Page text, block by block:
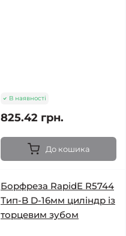
В наявності
825.42 грн.
До кошика
Борфреза RapidE R5744
Тип-B D-16мм циліндр із
торцевим зубом